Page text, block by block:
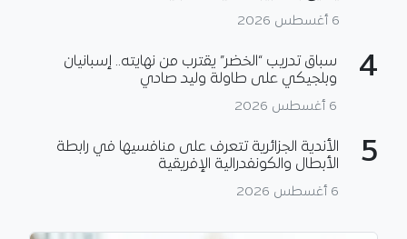
6 أغسطس 2026
4
سباق تدريب “الخضر” يقترب من نهايته.. إسبانيان
وبلجيكي على طاولة وليد صادي
6 أغسطس 2026
5
الأندية الجزائرية تتعرف على منافسيها في رابطة
الأبطال والكونفدرالية الإفريقية
6 أغسطس 2026